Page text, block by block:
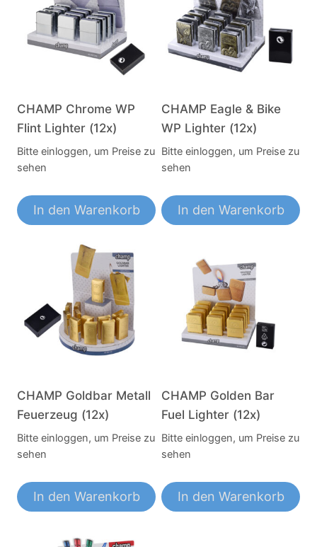
CHAMP Chrome WP
Flint Lighter (12x)
Bitte einloggen, um Preise zu
sehen
In den Warenkorb
CHAMP Eagle & Bike
WP Lighter (12x)
Bitte einloggen, um Preise zu
sehen
In den Warenkorb
CHAMP Goldbar Metall
Feuerzeug (12x)
Bitte einloggen, um Preise zu
sehen
In den Warenkorb
CHAMP Golden Bar
Fuel Lighter (12x)
Bitte einloggen, um Preise zu
sehen
In den Warenkorb